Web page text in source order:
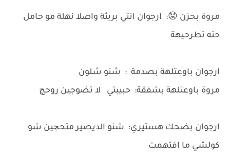
مروة بحزن 😟: ارجوان انتي بريئة واصلا نهلة مو حامل
حته تطرحيهة
ارجوان باوعتلهة بصدمة : شنو شلون
مروة باوعتلهة بشفقة: حبيبتي لا تضوجين روحچ
ارجوان بضحك هستيري: شنو الديصير متحچين شو
كولشي ما افتهمت